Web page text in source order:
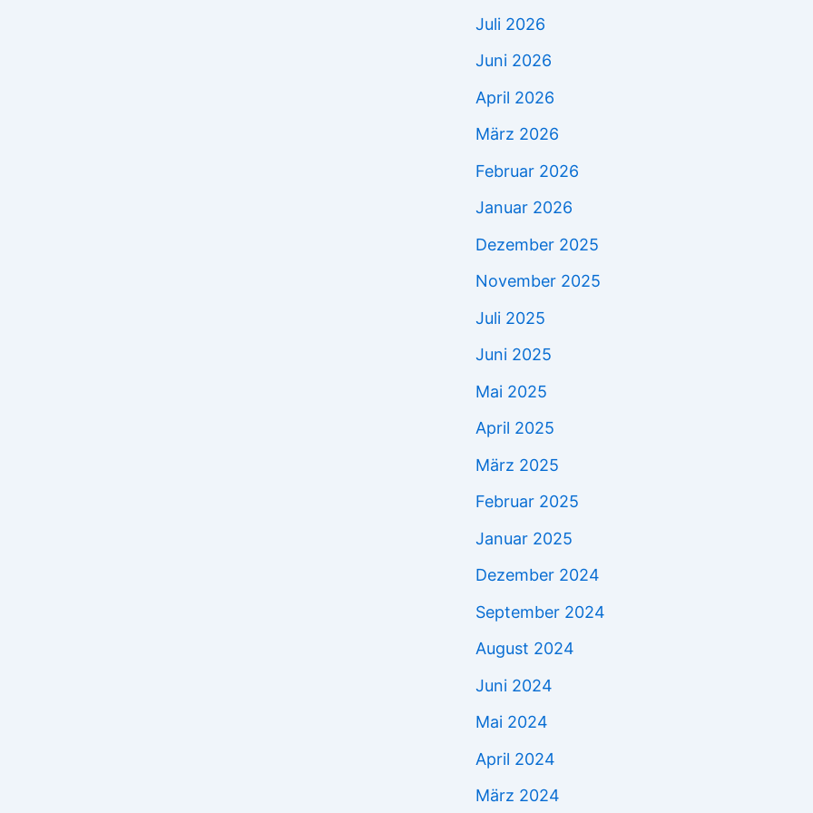
Juli 2026
Juni 2026
April 2026
März 2026
Februar 2026
Januar 2026
Dezember 2025
November 2025
Juli 2025
Juni 2025
Mai 2025
April 2025
März 2025
Februar 2025
Januar 2025
Dezember 2024
September 2024
August 2024
Juni 2024
Mai 2024
April 2024
März 2024